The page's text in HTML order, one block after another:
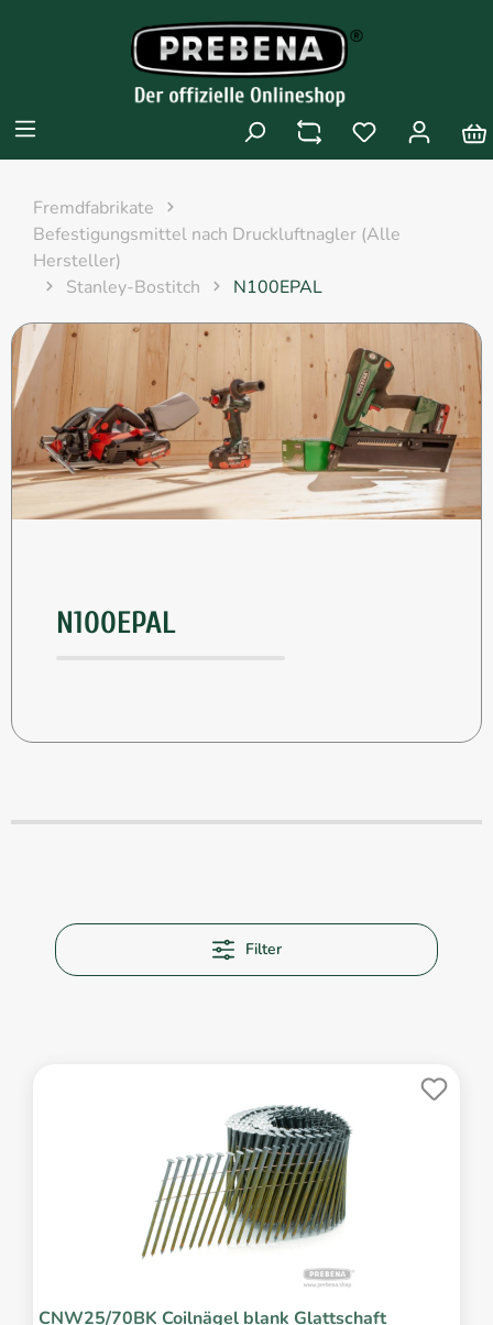
Fremdfabrikate
Befestigungsmittel nach Druckluftnagler (Alle
Hersteller)
Stanley-Bostitch
N100EPAL
N100EPAL
Filter
CNW25/70BK Coilnägel blank Glattschaft